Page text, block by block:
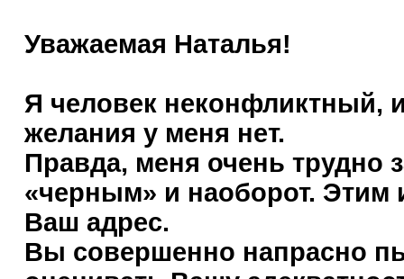
Уважаемая Наталья!
Я человек неконфликтный,
желания у меня нет.
Правда, меня очень трудно
«черным» и наоборот.
Ваш адрес.
Вы совершенно напрасно